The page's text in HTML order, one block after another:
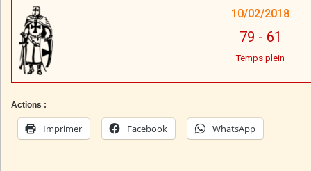
10/02/2018
79 - 61
Temps plein
Actions :
Imprimer Facebook WhatsApp